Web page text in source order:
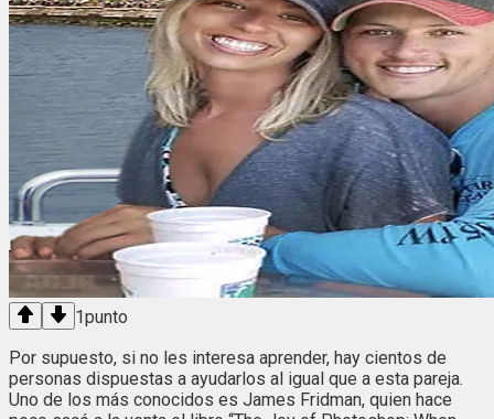
1punto
Por supuesto, si no les interesa aprender, hay cientos de
personas dispuestas a ayudarlos al igual que a esta pareja.
Uno de los más conocidos es James Fridman, quien hace